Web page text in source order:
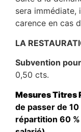
sera immédiate,
carence en cas
LA
Subvention pour
0,50 cts.
Mesures Titres
de passer de 10
répartition 60